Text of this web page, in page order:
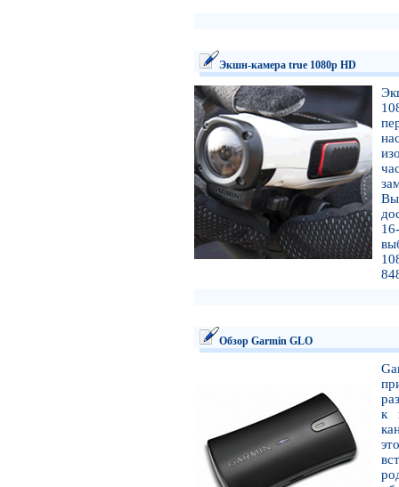
Экшн-камера true 1080p HD
Обзор Garmin GLO
к